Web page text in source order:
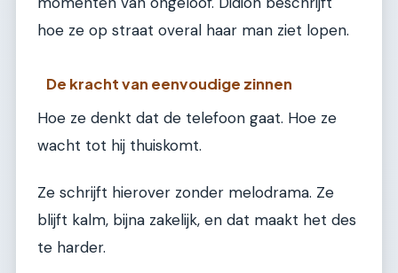
hoe ze op straat overal haar man ziet lopen.
De kracht van eenvoudige zinnen
Hoe ze denkt dat de telefoon gaat. Hoe ze
wacht tot hij thuiskomt.
Ze schrijft hierover zonder melodrama. Ze
blijft kalm, bijna zakelijk, en dat maakt het des
te harder.